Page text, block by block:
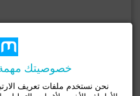
خصوصيتك مهمة
نحن نستخدم ملفات تعريف